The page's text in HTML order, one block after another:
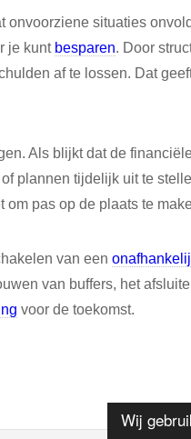
Wij
onvoorziene situaties
je kunt besparen. Door
af te lossen. Dat
Als blijkt dat de
plannen tijdelijk uit te
om pas op de plaats te
van een
van buffers, het
voor de toekomst.